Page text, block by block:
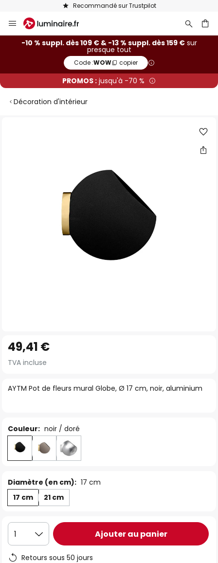
Recommandé sur Trustpilot
Allez
au
contenu
-10 % suppl. dès 109 € & -13 % suppl. dès 159 €sur
presque tout
Code :WOW copier
PROMOS : jusqu'à -70 %
Décoration d'intérieur
to
the
ofAYTM Pot de fleurs mural Globe, Ø 17 cm, noir, aluminium
49,41 €
TVA incluse
Couleur: noir / doré
Diamètre (en cm): 17 cm
17 cm
21 cm
1 Ajouter au panier
Retours sous 50 jours